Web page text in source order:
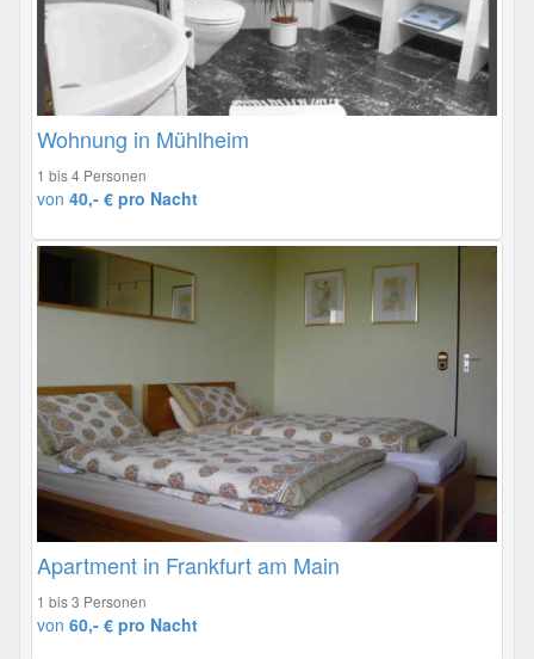
Wohnung in Mühlheim
1 bis 4 Personen
von 40,- € pro Nacht
Apartment in Frankfurt am Main
1 bis 3 Personen
von 60,- € pro Nacht